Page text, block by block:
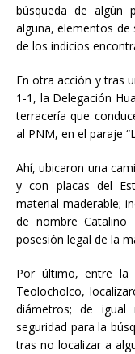
búsqueda de algún
alguna, elementos de
de los indicios
En otra acción y tras
1-1, la Delegación
terracería que
al PNM, en el paraje
Ahí, ubicaron una
y con placas del
material maderable;
de nombre
posesión legal de la
Por último, entre la
Teolocholco,
diámetros; de igual
seguridad para la
tras no localizar a